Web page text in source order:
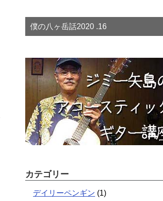
僕の八ヶ岳話2020 .16
カテゴリー
デイリーペンギン (1)